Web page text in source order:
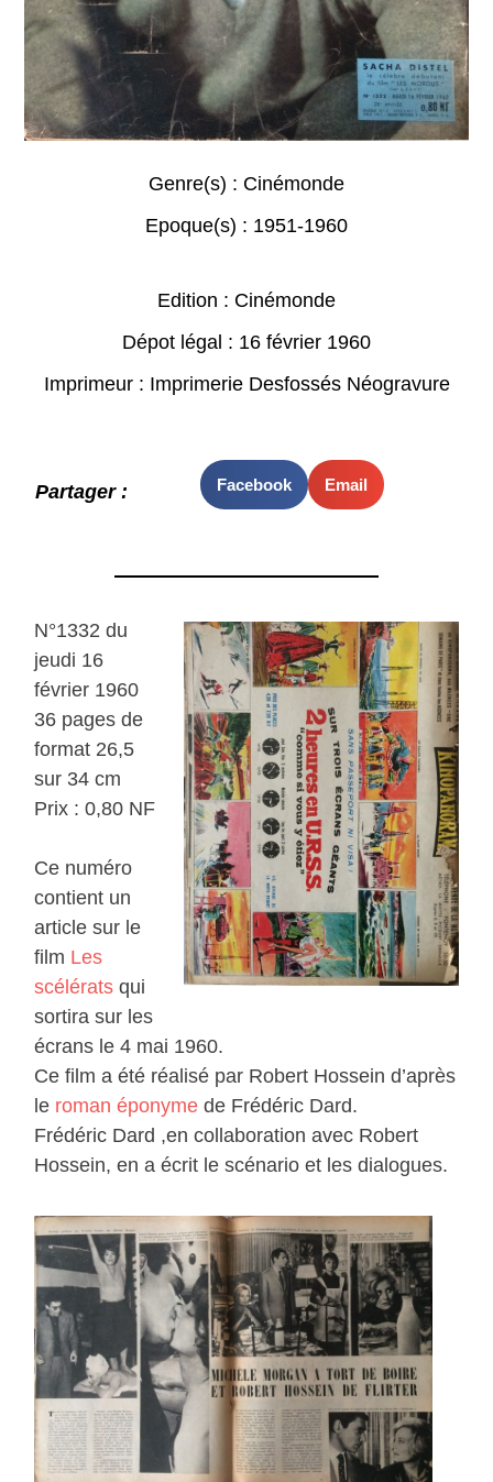
Genre(s) : Cinémonde
Epoque(s) : 1951-1960
Edition : Cinémonde
Dépot légal : 16 février 1960
Imprimeur : Imprimerie Desfossés Néogravure
Partager : Facebook Email
N°1332 du
jeudi 16
février 1960
36 pages de
format 26,5
sur 34 cm
Prix : 0,80 NF
Ce numéro
contient un
article sur le
film Les
scélérats qui
sortira sur les
écrans le 4 mai 1960.
Ce film a été réalisé par Robert Hossein d’après
le roman éponyme de Frédéric Dard.
Frédéric Dard ,en collaboration avec Robert
Hossein, en a écrit le scénario et les dialogues.